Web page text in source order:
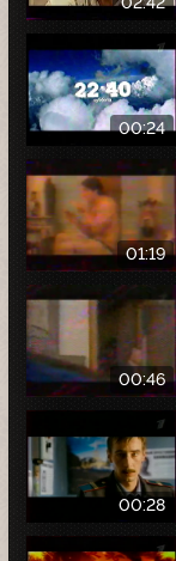
00:24
01:19
00:46
00:28